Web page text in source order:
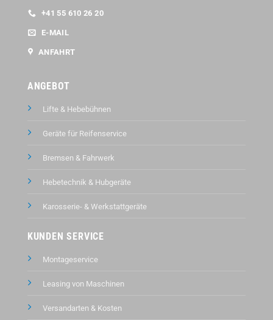
+41 55 610 26 20
E-MAIL
ANFAHRT
ANGEBOT
Lifte & Hebebühnen
Geräte für Reifenservice
Bremsen & Fahrwerk
Hebetechnik & Hubgeräte
Karosserie- & Werkstattgeräte
KUNDEN SERVICE
Montageservice
Leasing von Maschinen
Versandarten & Kosten